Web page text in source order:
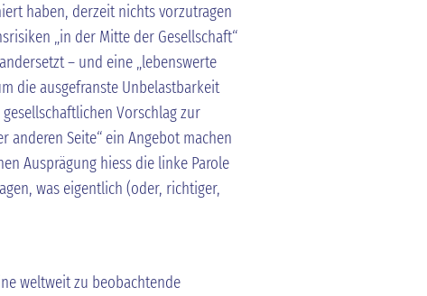
haben, derzeit nichts vorzutragen
„in der Mitte der Gesellschaft“
– und eine „lebenswerte
die ausgefranste Unbelastbarkeit
Vorschlag zur
anderen Seite“ ein Angebot machen
Ausprägung hiess die linke Parole
was eigentlich (oder, richtiger,
weltweit zu beobachtende